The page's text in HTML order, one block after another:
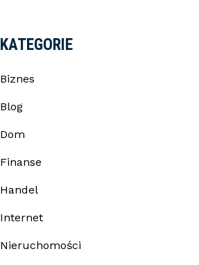
KATEGORIE
Biznes
Blog
Dom
Finanse
Handel
Internet
Nieruchomości